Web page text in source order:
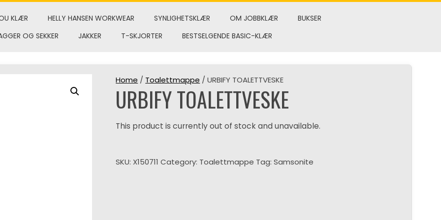
KLÆR HELLY HANSEN WORKWEAR SYNLIGHETSKLÆR OM JOBBKLÆR
BUKSER
OG SEKKER
JAKKER T-SKJORTER BESTSELGENDE BASIC-KLÆR
Home / Toalettmappe / URBIFY TOALETTVESKE
URBIFY TOALETTVESKE
This product is currently out of stock and unavailable.
SKU: X150711 Category: Toalettmappe Tag:Samsonite